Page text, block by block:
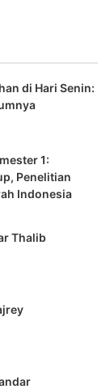
di Hari Senin:
1:
Penelitian
Indonesia
Thalib